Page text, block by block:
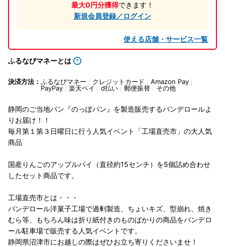
最大0円分獲得できます！
新規会員登録／ログイン
使える店舗・サービス一覧
ふるなびマネーとは
決済方法： ふるなびマネー クレジットカード
Amazon Pay
PayPay
楽天ペイ d払い 郵便振替 その他
静岡のご当地パン『のっぽパン』を製造販売するバンデロールよ
りお届け！！
毎月第１第３日曜日に行う人気イベント「工場直売市」の大人気
商品
国産りんごのアップルパイ（直径約15センチ）を5個詰め合わせ
したセット商品です。
工場直売市とは・・・
バンデロール洋菓子工場で過剰製造、ちょいキズ、型崩れ、焼き
むら等、もちろん味は折り紙付きのものばかりの商品をバンデロ
ール駐車場で販売する人気イベントです。
静岡県沼津市にお越しの際はぜひお立ち寄りくださいませ！